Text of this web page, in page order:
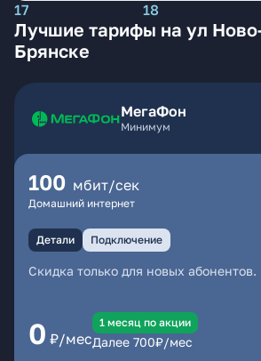
17 18
Лучшие тарифы на ул
Брянске
МегаФон
Минимум
100 мбит/сек
Домашний интернет
Детали Подключение
Скидка только для новых абонентов.
0 ₽/мес
1 месяц по акции
Далее 700₽/мес